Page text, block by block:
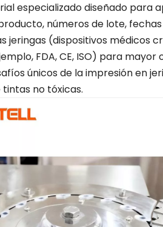
especializado diseñado para
números de lote,
jeringas (dispositivos médicos
FDA, CE, ISO) para mayor
únicos de la impresión en
no tóxicas.
Molde de
Luer
frío, 48
de